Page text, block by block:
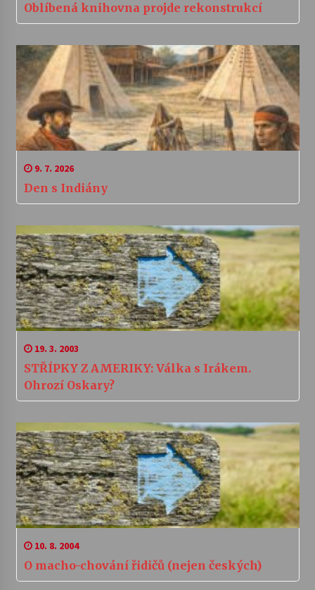
Oblíbená knihovna projde rekonstrukcí
9. 7. 2026
Den s Indiány
19. 3. 2003
STŘÍPKY Z AMERIKY: Válka s Irákem.
Ohrozí Oskary?
10. 8. 2004
O macho-chování řidičů (nejen českých)